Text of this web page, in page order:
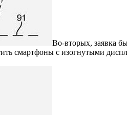
Во-вторых, заявка
смартфоны с изогнутыми